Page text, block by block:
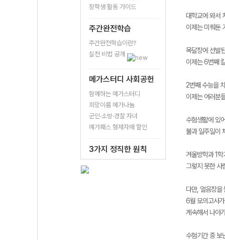
장학생 활동 가이드
주간완전학습
주간완전학습이란?
실천 비법 공개
메가스터디 사회공헌
함께하는 메가스터디
희망이룸 메가나눔
군인·소방·경찰 자녀
메가패스 형제자매 할인
3가지 정직한 원칙
대학교에 와서
이제는 미뤄둔
목달장에 선발
이제는 6번째
2번째 수능을
이제는 여러분
수험생활에 있
불과 일주일이
겨울방학과 1
그렇지 못한 사
다만, 얼음장을
6월 모의고사
계속해서 나아
수험기간 중 보